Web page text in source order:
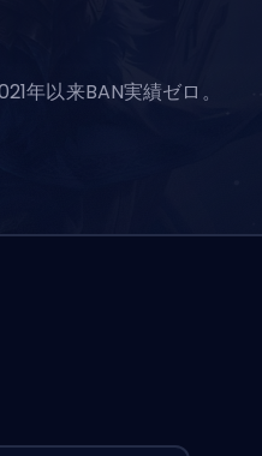
年以来BAN実績ゼロ。